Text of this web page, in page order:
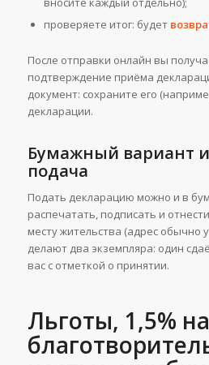
проверяете итог: будет
После отправки онлайн вы
подтверждение приёма
документ: сохраните его
декларации.
Бумажный вариант
подача
Подать декларацию можно и в
распечатать, подписать и
месту жительства (адрес обычно
делают два экземпляра: один
вас с отметкой о принятии.
Льготы, 1,5% на